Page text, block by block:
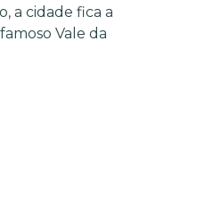
a cidade fica a
Vale da